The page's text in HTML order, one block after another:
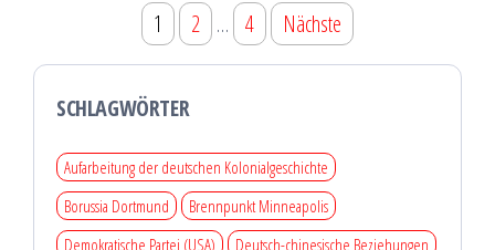
Seitennummerierung
der
Beiträge
1 2 … 4 Nächste
SCHLAGWÖRTER
Aufarbeitung der deutschen Kolonialgeschichte
Borussia Dortmund
Brennpunkt Minneapolis
Demokratische Partei (USA)
Deutsch-chinesische Beziehungen